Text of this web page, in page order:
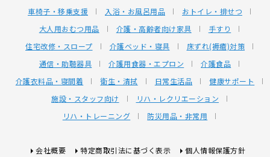
車椅子・移乗支援
入浴・お風呂用品
おトイレ・排せつ
大人用おむつ用品
介護・高齢者向け家具
手すり
住宅改修・スロープ
介護ベッド・寝具
床ずれ(褥瘡)対策
通信・助聴器具
介護用食器・エプロン
介護食品
介護衣料品・寝間着
衛生・清拭 日常生活品
健康サポート
施設・スタッフ向け
リハ・レクリエーション
リハ・トレーニング
防災用品・非常用
会社概要 特定商取引法に基づく表示 個人情報保護方針